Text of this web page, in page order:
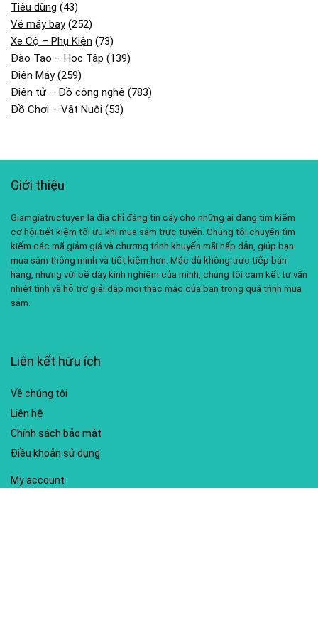
Tiêu dùng (43)
Vé máy bay(252)
Xe Cộ – Phụ Kiện (73)
Đào Tạo – Học Tập (139)
Điện Máy(259)
Điện tử – Đồ công nghệ (783)
Đồ Chơi – Vật Nuôi (53)
Giới thiệu
Giamgiatructuyen là địa chỉ đáng tin cậy cho những ai đang tìm kiếm
cơ hội tiết kiệm tối ưu khi mua sắm trực tuyến. Chúng tôi chuyên tìm
kiếm các mã giảm giá và chương trình khuyến mãi hấp dẫn, giúp bạn
mua sắm thông minh và tiết kiệm hơn. Mặc dù không trực tiếp bán
hàng, nhưng với bề dày kinh nghiệm của mình, chúng tôi cam kết tư vấn
nhiệt tình và hỗ trợ giải đáp mọi thắc mắc của bạn trong quá trình mua
sắm.
Liên kết hữu ích
Về chúng tôi
Liên hệ
Chính sách bảo mật
Điều khoản sử dụng
My account